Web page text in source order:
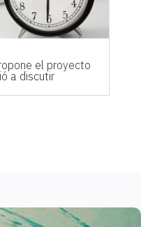
el proyecto
a discutir